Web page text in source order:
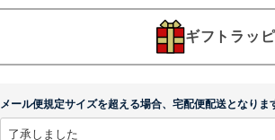
ギフトラッ
メール便規定サイズを超える場合、宅配便配送となりま